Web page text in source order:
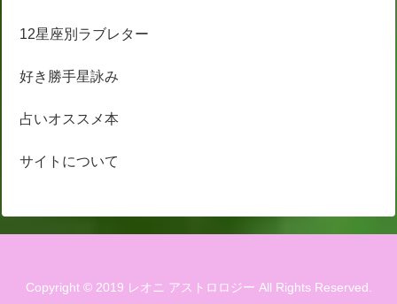
12星座別ラブレター
好き勝手星詠み
占いオススメ本
サイトについて
Copyright © 2019 レオニ アストロロジー All Rights Reserved.